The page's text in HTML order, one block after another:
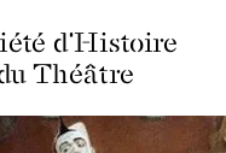
d'Histoire
Théâtre